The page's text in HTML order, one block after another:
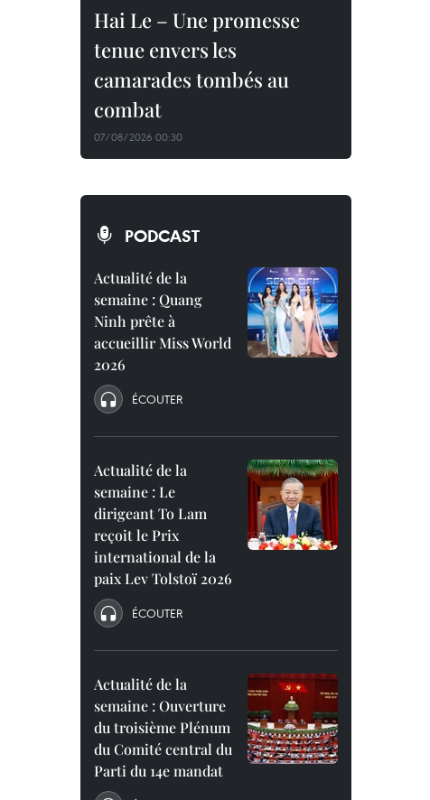
Hai Le – Une promesse
tenue envers les
camarades tombés au
combat
07/08/2026 00:30
PODCAST
Actualité de la
semaine : Quang
Ninh prête à
accueillir Miss World
2026
ÉCOUTER
Actualité de la
semaine : Le
dirigeant To Lam
reçoit le Prix
international de la
paix Lev Tolstoï 2026
ÉCOUTER
Actualité de la
semaine : Ouverture
du troisième Plénum
du Comité central du
Parti du 14e mandat